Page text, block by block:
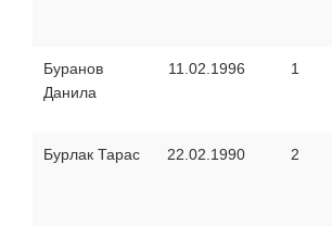
Буранов
Данила
11.02.1996 1
Бурлак Тарас 22.02.1990 2